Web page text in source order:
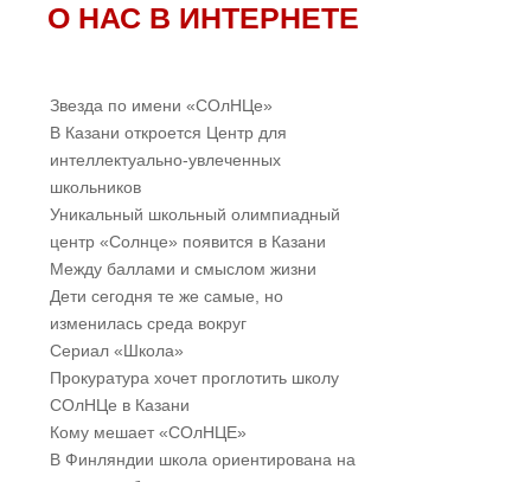
О НАС В ИНТЕРНЕТЕ
Звезда по имени «СОлНЦе»
В Казани откроется Центр для
интеллектуально-увлеченных
школьников
Уникальный школьный олимпиадный
центр «Солнце» появится в Казани
Между баллами и смыслом жизни
Дети сегодня те же самые, но
изменилась среда вокруг
Cериал «Школа»
Прокуратура хочет проглотить школу
СОлНЦе в Казани
Кому мешает «СОлНЦЕ»
В Финляндии школа ориентирована на